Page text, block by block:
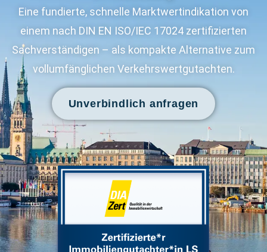
Eine fundierte, schnelle Marktwertindikation von
einem nach DIN EN ISO/IEC 17024 zertifizierten
Sachverständigen – als kompakte Alternative zum
vollumfänglichen Verkehrswertgutachten.
Unverbindlich anfragen